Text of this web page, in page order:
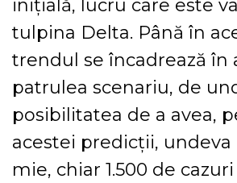
iniţială, lucru care este
tulpina Delta. Până în
trendul se încadrează în
patrulea scenariu, de
posibilitatea de a avea,
acestei predicţii, undeva
mie, chiar 1.500 de